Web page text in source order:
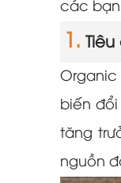
các bạn
1.
Organic
biến
tăng
nguồn